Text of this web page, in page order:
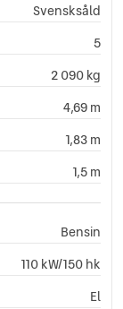
Svensksåld
5
2 090 kg
4,69 m
1,83 m
1,5 m
Bensin
110 kW/150 hk
El